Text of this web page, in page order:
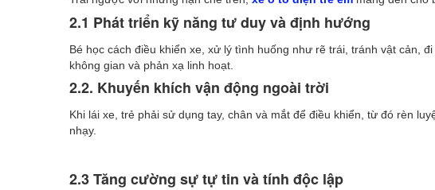
2.1 Phát triển kỹ năng tư duy và định hướng
Bé học cách điều khiển xe, xử lý tình huống như rẽ trái, tránh vật cản,
không gian và phản xạ linh hoạt.
2.2. Khuyến khích vận động ngoài trời
Khi lái xe, trẻ phải sử dụng tay, chân và mắt để điều khiển, từ đó rèn
nhạy.
2.3 Tăng cường sự tự tin và tính độc lập